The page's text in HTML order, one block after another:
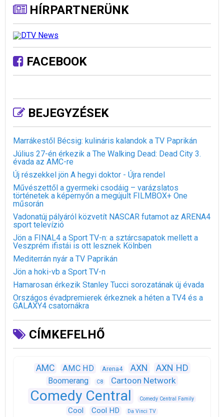
HÍRPARTNERÜNK
FACEBOOK
BEJEGYZÉSEK
Marrákestől Bécsig: kulináris kalandok a TV Paprikán
Július 27-én érkezik a The Walking Dead: Dead City 3.
évada az AMC-re
Új részekkel jön A hegyi doktor - Újra rendel
Művészettől a gyermeki csodáig – varázslatos
történetek a képernyőn a megújult FILMBOX+ One
műsorán
Vadonatúj pályáról közvetít NASCAR futamot az ARENA4
sport televízió
Jön a FINAL4 a Sport TV-n: a sztárcsapatok mellett a
Veszprém ifistái is ott lesznek Kölnben
Mediterrán nyár a TV Paprikán
Jön a hoki-vb a Sport TV-n
Hamarosan érkezik Stanley Tucci sorozatának új évada
Országos évadpremierek érkeznek a héten a TV4 és a
GALAXY4 csatornákra
CÍMKEFELHŐ
AMC AMC HD Arena4 AXN AXN HD
Boomerang C8 Cartoon Network
Comedy Central Comedy Central Family
Cool Cool HD Da Vinci TV